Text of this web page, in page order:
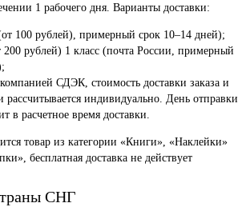
1 рабочего дня. Варианты доставки:
100 рублей), примерный срок 10–14 дней);
200 рублей) 1 класс (почта России, примерный
СДЭК, стоимость доставки заказа и
рассчитывается индивидуально. День отправки
в расчетное время доставки.
товар из категории «Книги», «Наклейки»
бесплатная доставка не действует
СНГ